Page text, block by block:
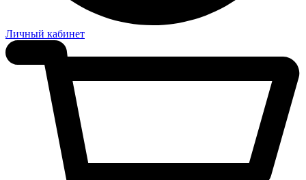
Личный кабинет